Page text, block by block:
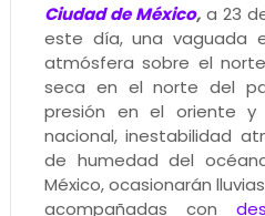
Ciudad de México,a 23
este día, una vaguada
atmósfera sobre el
seca en el norte del
presión en el oriente y
nacional, inestabilidad
de humedad del
México, ocasionarán
acompañadas con